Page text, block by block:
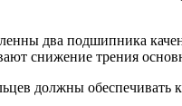
два подшипника
снижение трения
должны обеспечивать